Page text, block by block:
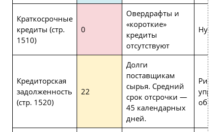
Краткосрочные
кредиты (стр.
1510)
0
Овердрафты и
«короткие»
кредиты
отсутствуют
Кредиторская
задолженность
(стр. 1520)
22
Долги
поставщикам
сырья. Средний
срок отсрочки —
45 календарных
дней.
Риск